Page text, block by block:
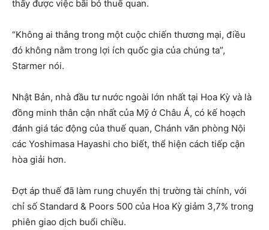
thấy được việc bãi bỏ thuế quan.
“Không ai thắng trong một cuộc chiến thương mại, điều
đó không nằm trong lợi ích quốc gia của chúng ta”,
Starmer nói.
Nhật Bản, nhà đầu tư nước ngoài lớn nhất tại Hoa Kỳ và là
đồng minh thân cận nhất của Mỹ ở Châu Á, có kế hoạch
đánh giá tác động của thuế quan, Chánh văn phòng Nội
các Yoshimasa Hayashi cho biết, thể hiện cách tiếp cận
hòa giải hơn.
Đợt áp thuế đã làm rung chuyển thị trường tài chính, với
chỉ số Standard & Poors 500 của Hoa Kỳ giảm 3,7% trong
phiên giao dịch buổi chiều.